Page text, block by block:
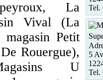
La
Vival (La
magasin Petit
Rouergue),
U
Tel.
5
Tel.